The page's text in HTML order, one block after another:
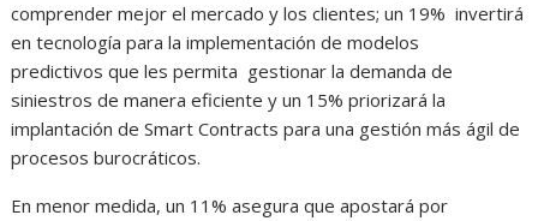
comprender mejor el mercado y los clientes; un 19% invertirá
en tecnología para la implementación de modelos
predictivos que les permita gestionar la demanda de
siniestros de manera eficiente y un 15% priorizará la
implantación de Smart Contracts para una gestión más ágil de
procesos burocráticos.
En menor medida, un 11% asegura que apostará por